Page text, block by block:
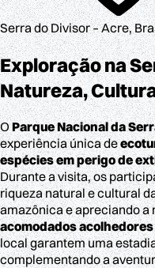
Serra do Divisor – Acre,
Exploração na
Natureza,
OParque Nacional da
experiência única de
espécies em perigo de
Durante a visita, os
riqueza natural e cultural
amazônica e apreciando a
acomodados acolhedores
local garantem uma
complementando a